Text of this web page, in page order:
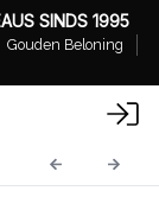
SINDS 1995
Gouden Beloning